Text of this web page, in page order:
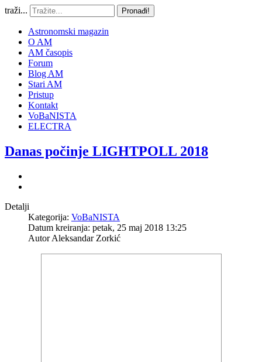
traži... Pronađi!
Astronomski magazin
O AM
AM časopis
Forum
Blog AM
Stari AM
Pristup
Kontakt
VoBaNISTA
ELECTRA
Danas počinje LIGHTPOLL 2018
Detalji
Kategorija: VoBaNISTA
Datum kreiranja: petak, 25 maj 2018 13:25
AutorAleksandar Zorkić